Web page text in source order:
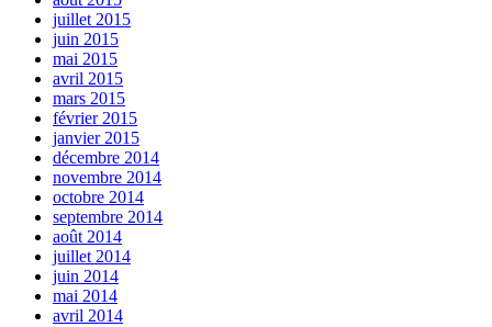
juillet 2015
juin 2015
mai 2015
avril 2015
mars 2015
février 2015
janvier 2015
décembre 2014
novembre 2014
octobre 2014
septembre 2014
août 2014
juillet 2014
juin 2014
mai 2014
avril 2014